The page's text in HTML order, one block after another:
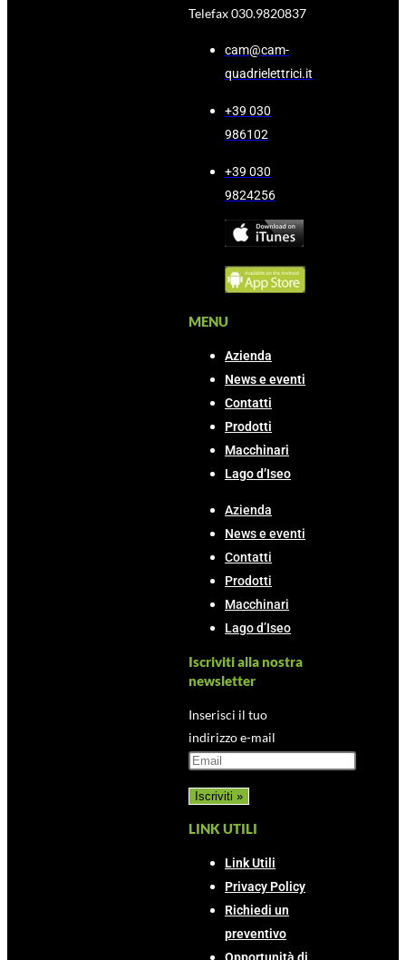
Telefax 030.9820837
cam@cam-
quadrielettrici.it
+39 030
986102
+39 030
9824256
MENU
Azienda
News e eventi
Contatti
Prodotti
Macchinari
Lago d’Iseo
Azienda
News e eventi
Contatti
Prodotti
Macchinari
Lago d’Iseo
Iscriviti alla nostra
newsletter
Inserisci il tuo
indirizzo e-mail
LINK UTILI
Link Utili
Privacy Policy
Richiedi un
preventivo
Opportunità di